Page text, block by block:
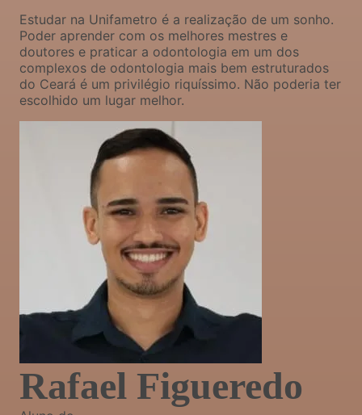
Estudar na Unifametro é a realização de um sonho.
Poder aprender com os melhores mestres e
doutores e praticar a odontologia em um dos
complexos de odontologia mais bem estruturados
do Ceará é um privilégio riquíssimo. Não poderia ter
escolhido um lugar melhor.
Rafael Figueredo